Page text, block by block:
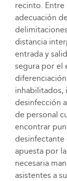
recinto. Entre
adecuación
distancia
entrada y
segura por el
inhabilitados,
desinfección
de personal
encontrar
desinfectante
apuesta por
necesaria
asistentes a